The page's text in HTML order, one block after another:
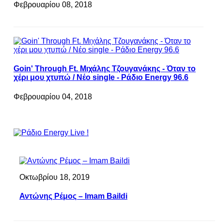
Φεβρουαρίου 08, 2018
Goin' Through Ft. Μιχάλης Τζουγανάκης - Όταν το
χέρι μου χτυπώ / Νέο single - Ράδιο Energy 96.6
Φεβρουαρίου 04, 2018
Οκτωβρίου 18, 2019
Αντώνης Ρέμος – Imam Baildi